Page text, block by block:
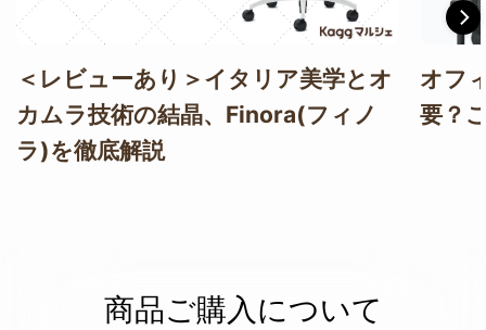
＜レビューあり＞イタリア美学とオ
カムラ技術の結晶、Finora(フィノ
ラ)を徹底解説
オフ
要？
商品ご購入について